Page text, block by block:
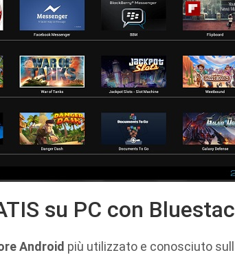
su PC con
Android più utilizzato e conosciuto